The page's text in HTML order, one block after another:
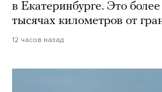
в Екатеринбурге. Это
тысячах километров от
12 часов назад